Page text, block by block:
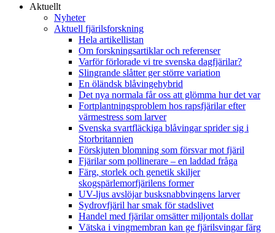
Aktuellt
Nyheter
Aktuell fjärilsforskning
Hela artikellistan
Om forskningsartiklar och referenser
Varför förlorade vi tre svenska dagfjärilar?
Slingrande slåtter ger större variation
En öländsk blåvingehybrid
Det nya normala får oss att glömma hur det var
Fortplantningsproblem hos rapsfjärilar efter
värmestress som larver
Svenska svartfläckiga blåvingar sprider sig i
Storbritannien
Förskjuten blomning som försvar mot fjäril
Fjärilar som pollinerare – en laddad fråga
Färg, storlek och genetik skiljer
skogspärlemorfjärilens former
UV-ljus avslöjar busksnabbvingens larver
Sydrovfjäril har smak för stadslivet
Handel med fjärilar omsätter miljontals dollar
Vätska i vingmembran kan ge fjärilsvingar färg